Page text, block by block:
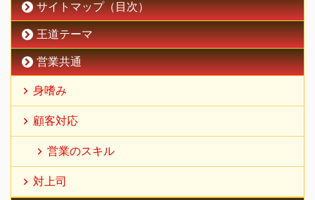
サイトマップ（目次）
王道テーマ
営業共通
身嗜み
顧客対応
営業のスキル
対上司